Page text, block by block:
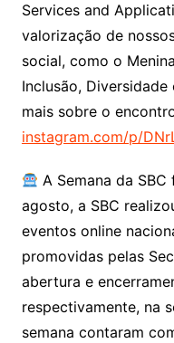
Services and
valorização de
social, como o
Inclusão,
mais sobre o
instagram.com/p/
A Semana da
agosto, a SBC
eventos online
promovidas pelas
abertura e
respectivamente, na
semana contaram